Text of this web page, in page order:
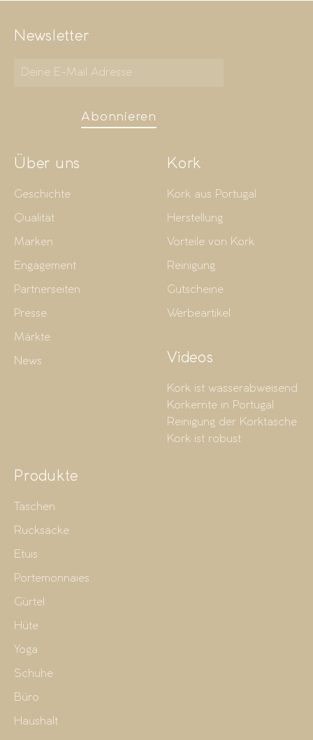
Newsletter
Abonnieren
Über uns
Geschichte
Qualität
Marken
Engagement
Partnerseiten
Presse
Märkte
News
Kork
Kork aus Portugal
Herstellung
Vorteile von Kork
Reinigung
Gutscheine
Werbeartikel
Videos
Kork ist wasserabweisend
Korkernte in Portugal
Reinigung der Korktasche
Kork ist robust
Produkte
Taschen
Rucksäcke
Etuis
Portemonnaies
Gürtel
Hüte
Yoga
Schuhe
Büro
Haushalt